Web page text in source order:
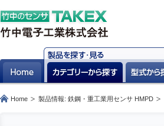
Home 製品情報: 鉄鋼・重工業用センサ HMPD